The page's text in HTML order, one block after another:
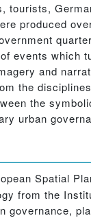
tourists,
produced
events
and
the
the
urban
Spatial
from the